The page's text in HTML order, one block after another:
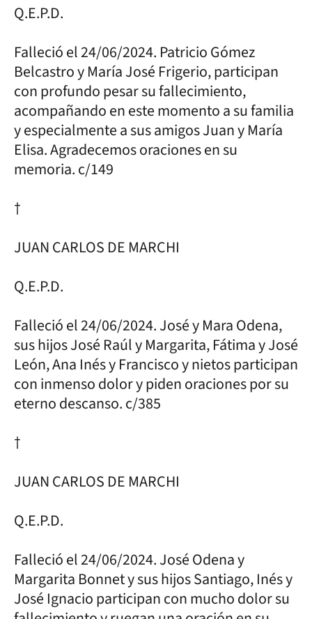
Q.E.P.D.
Falleció el 24/06/2024. Patricio Gómez
Belcastro y María José Frigerio, participan
con profundo pesar su fallecimiento,
acompañando en este momento a su familia
y especialmente a sus amigos Juan y María
Elisa. Agradecemos oraciones en su
memoria. c/149
†
JUAN CARLOS DE MARCHI
Q.E.P.D.
Falleció el 24/06/2024. José y Mara Odena,
sus hijos José Raúl y Margarita, Fátima y José
León, Ana Inés y Francisco y nietos participan
con inmenso dolor y piden oraciones por su
eterno descanso. c/385
†
JUAN CARLOS DE MARCHI
Q.E.P.D.
Falleció el 24/06/2024. José Odena y
Margarita Bonnet y sus hijos Santiago, Inés y
José Ignacio participan con mucho dolor su